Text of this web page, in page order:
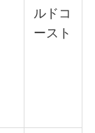
ルドコ
ースト